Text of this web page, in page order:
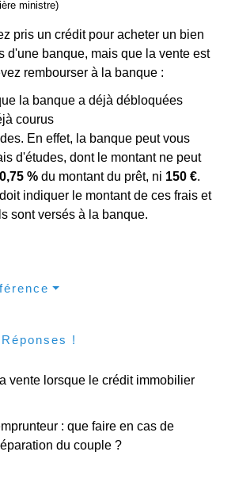
ministre)
pris un crédit pour acheter un bien
d'une banque, mais que la vente est
rembourser à la banque :
la banque a déjà débloquées
courus
En effet, la banque peut vous
d'études, dont le montant ne peut
0,75 % du montant du prêt, ni 150 €.
indiquer le montant de ces frais et
sont versés à la banque.
!
vente lorsque le crédit immobilier
: que faire en cas de
du couple ?